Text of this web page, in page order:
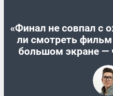
«Финал не совпал с
ли смотреть
большом экране —